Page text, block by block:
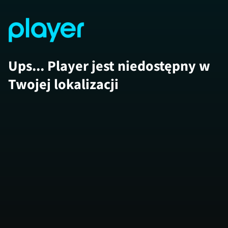
Ups... Player jest niedostępny w
Twojej lokalizacji